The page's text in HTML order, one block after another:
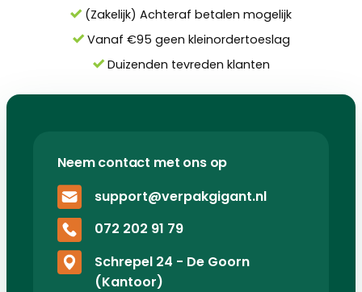
(Zakelijk) Achteraf betalen mogelijk
Vanaf €95 geen kleinordertoeslag
Duizenden tevreden klanten
Neem contact met ons op
support@verpakgigant.nl
072 202 91 79
Schrepel 24 - De Goorn
(Kantoor)